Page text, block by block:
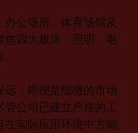
公场所、体育场馆及
四大板块：照明、电
，即便是细微的市场
公司已建立严格的工
实际应用环境中方能